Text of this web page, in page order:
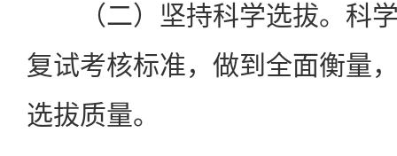
（二）坚持科学选拔。科学
复试考核标准，做到全面衡量
选拔质量。